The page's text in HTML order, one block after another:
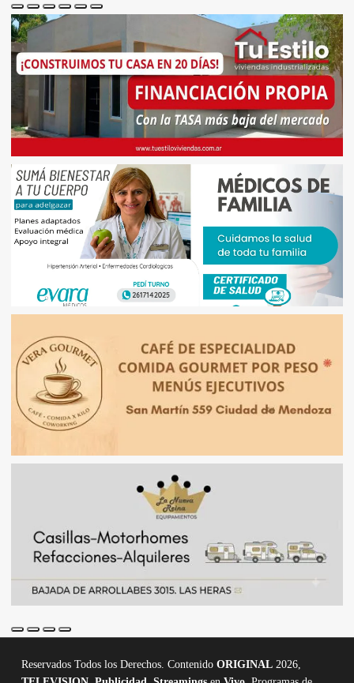
Reservados Todos los Derechos. Contenido ORIGINAL2026,